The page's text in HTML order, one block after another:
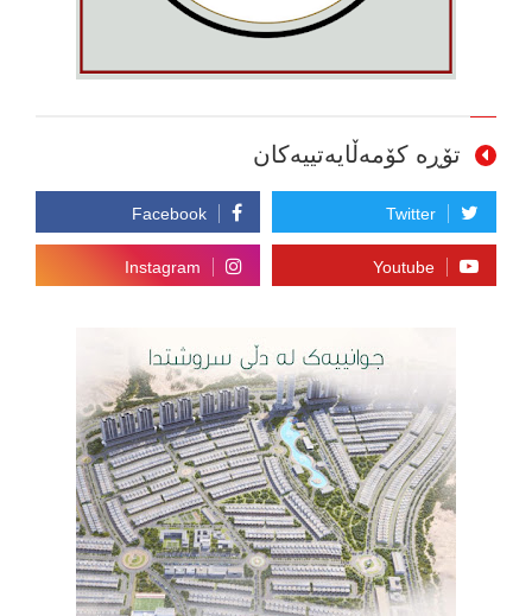
تۆڕە کۆمەڵایەتییەکان